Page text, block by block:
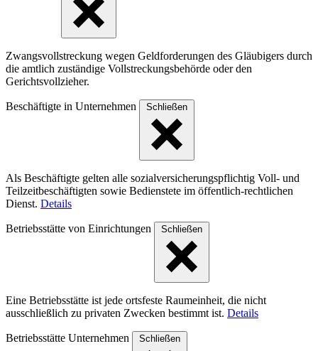
Zwangsvollstreckung wegen Geldforderungen des Gläubigers durch
die amtlich zuständige Vollstreckungsbehörde oder den
Gerichtsvollzieher.
Beschäftigte in Unternehmen Schließen
Als Beschäftigte gelten alle sozialversicherungspflichtig Voll- und
Teilzeitbeschäftigten sowie Bedienstete im öffentlich-rechtlichen
Dienst. Details
Betriebsstätte von Einrichtungen Schließen
Eine Betriebsstätte ist jede ortsfeste Raumeinheit, die nicht
ausschließlich zu privaten Zwecken bestimmt ist. Details
Betriebsstätte Unternehmen Schließen